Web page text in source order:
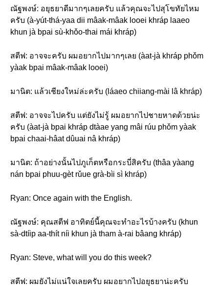
ณัฐพงษ์: อยุธยาดีมากๆเลยครับ แล้วคุณจะไปสุโขทัยไหม
ครับ (à-yút-thá-yaa dii mâak-mâak looei khráp laaeo
khun jà bpai sù-khǒo-thai mái khráp)
สตีฟ: อาจจะครับ ผมอยากไปมากๆเลย (àat-jà khráp phǒm
yàak bpai mâak-mâak looei)
มานิต: แล้วเชียงใหม่ล่ะครับ (láaeo chiiang-mài lâ khráp)
สตีฟ: อาจจะไปครับ แต่ยังไม่รู้ ผมอยากไปชายหาดด้วยน่ะ
ครับ (àat-jà bpai khráp dtàae yang mâi rúu phǒm yàak
bpai chaai-hâat dûuai nâ khráp)
มานิต: ถ้าอย่างนั้นไปภูเก็ตหรือกระบี่สิครับ (thâa yàang
nán bpai phuu-gèt rǔue grà-bìi sì khráp)
Ryan: Once again with the English.
ณัฐพงษ์: คุณสตีฟ อาทิตย์นี้คุณจะทำอะไรบ้างครับ (khun
sà-dtíip aa-thít níi khun jà tham à-rai bâang khráp)
Ryan: Steve, what will you do this week?
สตีฟ: ผมยังไม่แน่ใจเลยครับ ผมอยากไปอยุธยาน่ะครับ